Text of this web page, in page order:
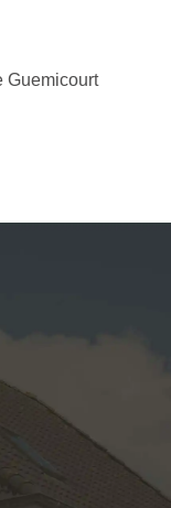
Guemicourt